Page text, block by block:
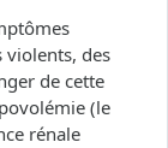
violents, des
de cette
(le
rénale